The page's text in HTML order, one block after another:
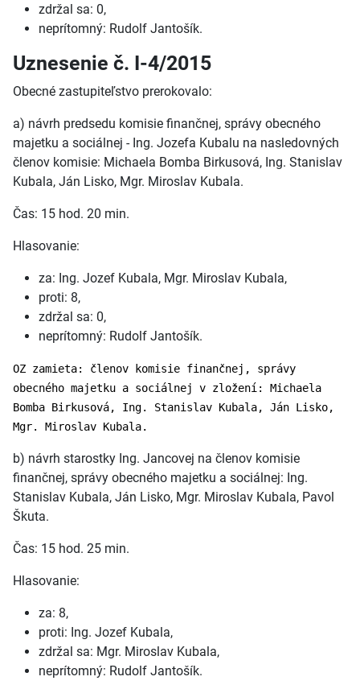
zdržal sa: 0,
neprítomný: Rudolf Jantošík.
Uznesenie č. I-4/2015
Obecné zastupiteľstvo prerokovalo:
a) návrh predsedu komisie finančnej, správy obecného
majetku a sociálnej - Ing. Jozefa Kubalu na nasledovných
členov komisie: Michaela Bomba Birkusová, Ing. Stanislav
Kubala, Ján Lisko, Mgr. Miroslav Kubala.
Čas: 15 hod. 20 min.
Hlasovanie:
za: Ing. Jozef Kubala, Mgr. Miroslav Kubala,
proti: 8,
zdržal sa: 0,
neprítomný: Rudolf Jantošík.
OZ zamieta: členov komisie finančnej, správy
obecného majetku a sociálnej v zložení: Michaela
Bomba Birkusová, Ing. Stanislav Kubala, Ján Lisko,
Mgr. Miroslav Kubala.
b) návrh starostky Ing. Jancovej na členov komisie
finančnej, správy obecného majetku a sociálnej: Ing.
Stanislav Kubala, Ján Lisko, Mgr. Miroslav Kubala, Pavol
Škuta.
Čas: 15 hod. 25 min.
Hlasovanie:
za: 8,
proti: Ing. Jozef Kubala,
zdržal sa: Mgr. Miroslav Kubala,
neprítomný: Rudolf Jantošík.